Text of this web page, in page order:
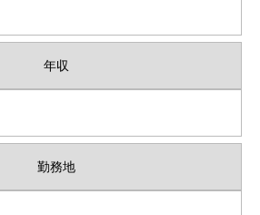
年収
勤務地